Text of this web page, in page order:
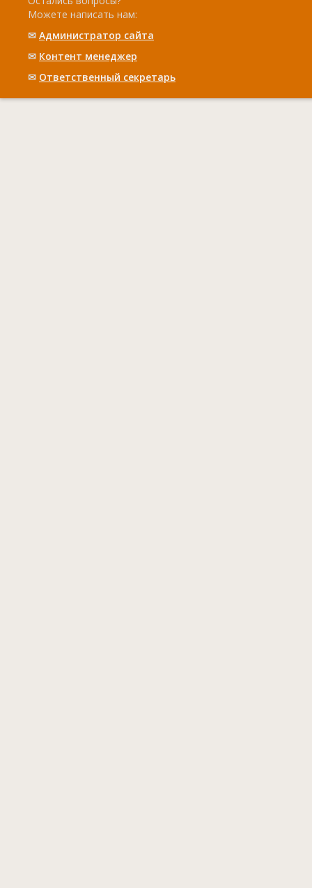
Можете написать нам:
✉ Администратор сайта
✉ Контент менеджер
✉ Ответственный cекретарь